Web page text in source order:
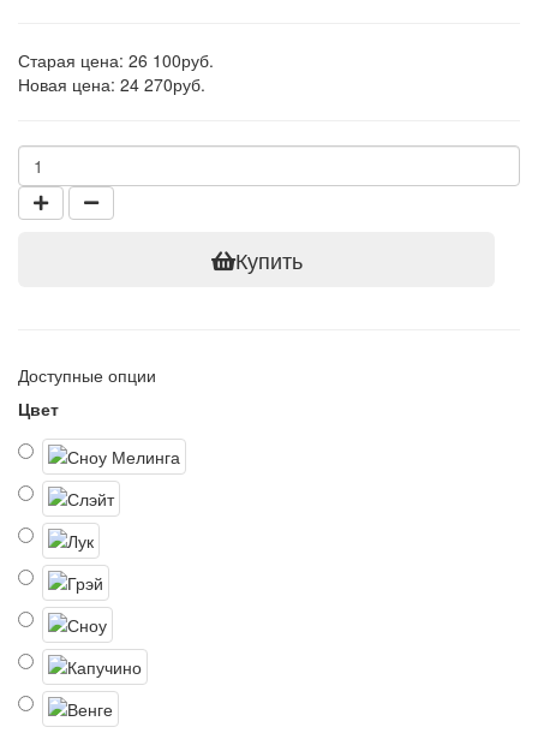
Старая цена: 26 100руб.
Новая цена: 24 270руб.
Купить
Доступные опции
Цвет